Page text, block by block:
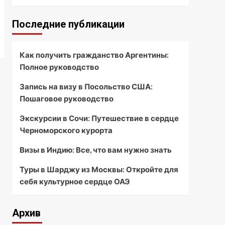
Последние публикации
Как получить гражданство Аргентины:
Полное руководство
Запись на визу в Посольство США:
Пошаговое руководство
Экскурсии в Сочи: Путешествие в сердце
Черноморского курорта
Визы в Индию: Все, что вам нужно знать
Туры в Шарджу из Москвы: Откройте для
себя культурное сердце ОАЭ
Архив